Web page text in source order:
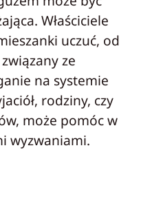
Właściciele
uczuć, od
ze
na systemie
rodziny, czy
może pomóc w
wyzwaniami.